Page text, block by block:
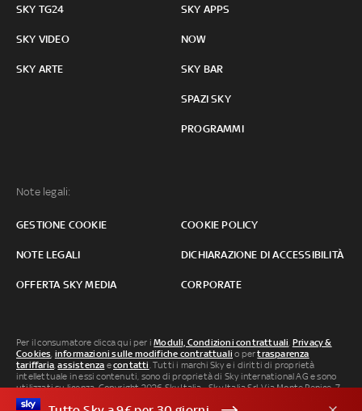
SKY TG24
SKY VIDEO
SKY ARTE
SKY APPS
NOW
SKY BAR
SPAZI SKY
PROGRAMMI
Note legali:
GESTIONE COOKIE COOKIE POLICY
NOTE LEGALI DICHIARAZIONE DI ACCESSIBILITÀ
OFFERTA SKY MEDIA CORPORATE
Per il consumatore clicca qui per iModuli, Condizioni contrattuali, Privacy &
Cookies, informazioni sulle modifiche contrattuali o pertrasparenza
tariffaria,assistenza econtatti. Tutti i marchi Sky e i diritti di proprietà
intellettuale in essi contenuti, sono di proprietà di Sky international AG e sono
utilizzati su licenza. Copyright 2026 Sky Italia - Sky Italia Srl Via Monte Penice, 7 -
20138 Milano P.IVA 04619241005. SkyTG24: ISSN 3035-1537 e SkySport: ISSN